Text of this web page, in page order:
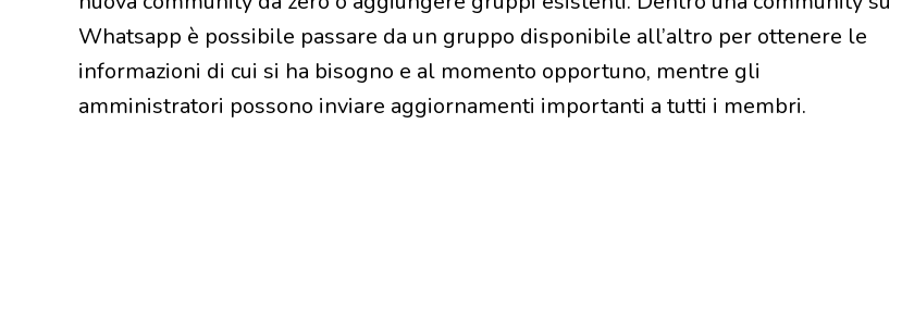
Whatsapp è possibile passare da un gruppo disponibile all’altro per ottenere le
informazioni di cui si ha bisogno e al momento opportuno, mentre gli
amministratori possono inviare aggiornamenti importanti a tutti i membri.